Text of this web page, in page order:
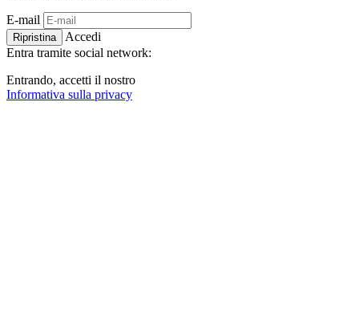
E-mail
Ripristina
Accedi
Entra tramite social network:
Entrando, accetti il ​​nostro
Informativa sulla privacy